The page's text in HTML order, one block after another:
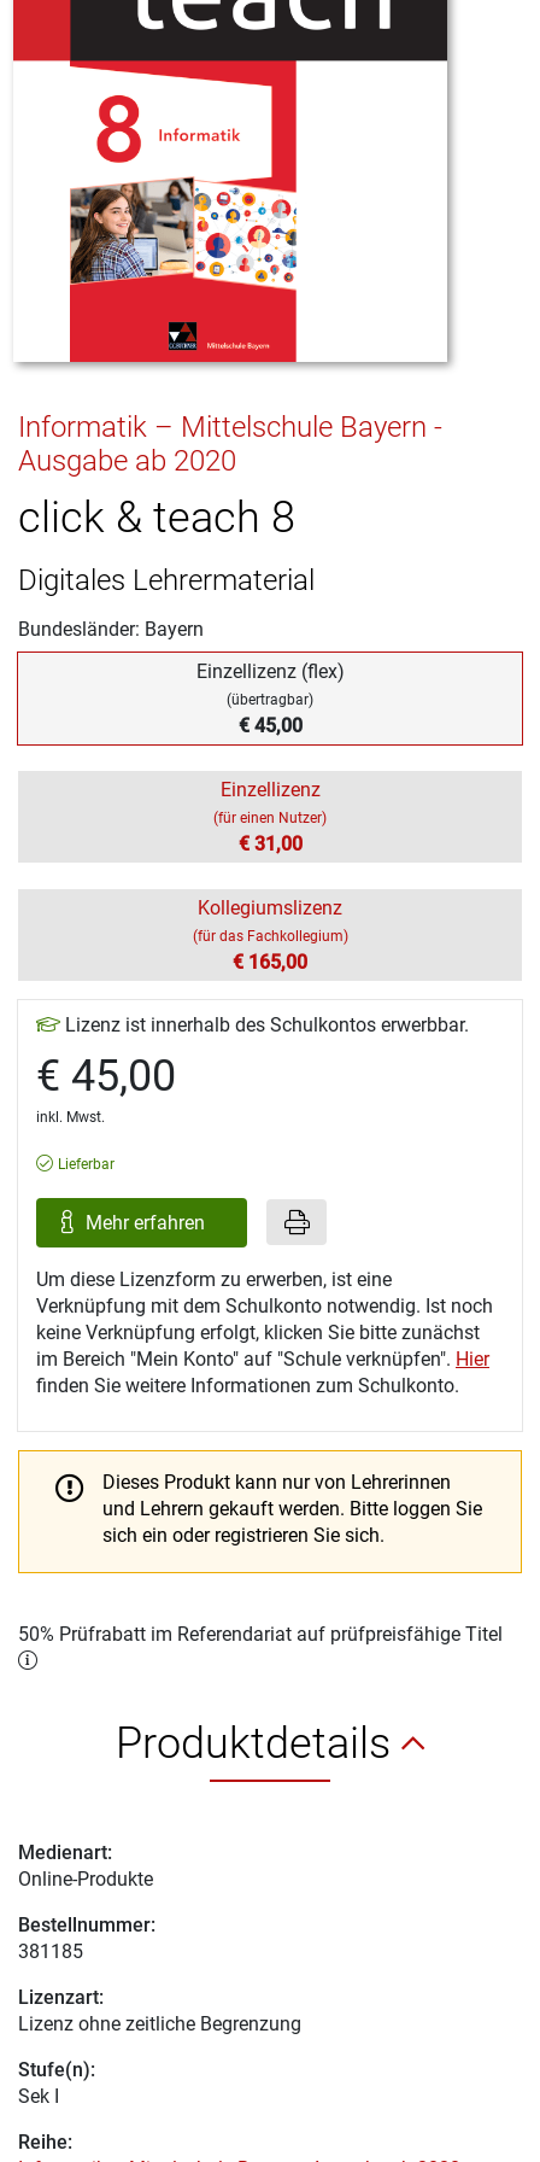
Informatik – Mittelschule Bayern -
Ausgabe ab 2020
click & teach 8
Digitales Lehrermaterial
Bundesländer: Bayern
Einzellizenz (flex)
(übertragbar)
€ 45,00
Einzellizenz
(für einen Nutzer)
€ 31,00
Kollegiumslizenz
(für das Fachkollegium)
€ 165,00
Lizenz ist innerhalb des Schulkontos erwerbbar.
€ 45,00
inkl. Mwst.
Lieferbar
Mehr erfahren
Um diese Lizenzform zu erwerben, ist eine
Verknüpfung mit dem Schulkonto notwendig. Ist noch
keine Verknüpfung erfolgt, klicken Sie bitte zunächst
im Bereich "Mein Konto" auf "Schule verknüpfen". Hier
finden Sie weitere Informationen zum Schulkonto.
Dieses Produkt kann nur von Lehrerinnen
und Lehrern gekauft werden. Bitte loggen Sie
sich ein oder registrieren Sie sich.
50% Prüfrabatt im Referendariat auf prüfpreisfähige Titel
Produktdetails
Medienart:
Online-Produkte
Bestellnummer:
381185
Lizenzart:
Lizenz ohne zeitliche Begrenzung
Stufe(n):
Sek I
Reihe: